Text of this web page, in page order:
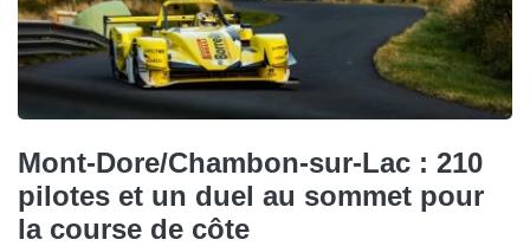
Mont-Dore/Chambon-sur-Lac : 210
pilotes et un duel au sommet pour
la course de côte